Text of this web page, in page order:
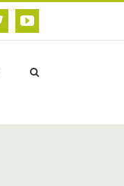
YouTube